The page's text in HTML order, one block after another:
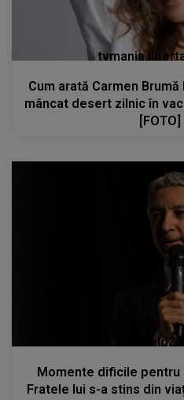
Cum arată Carmen
mâncat desert zilnic în
[FOTO]
kanald2.ro
Momente dificile pentru
Fratele lui s-a stins din